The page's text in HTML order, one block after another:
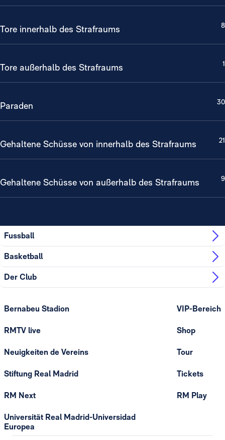
Tore innerhalb des Strafraums 8
Tore außerhalb des Strafraums 1
Paraden 30
Gehaltene Schüsse von innerhalb des Strafraums 21
Gehaltene Schüsse von außerhalb des Strafraums 9
Fussball
Basketball
Der Club
Bernabeu Stadion
RMTV live
Neuigkeiten de Vereins
Stiftung Real Madrid
RM Next
Universität Real Madrid-Universidad
Europea
VIP-Bereich
Shop
Tour
Tickets
RM Play